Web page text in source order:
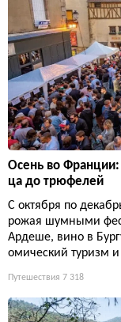
Осень во Франции:
ца до трюфелей
С октября по
рожая шумными
Ардеше, вино в
омический туризм
Путешествия 7 318